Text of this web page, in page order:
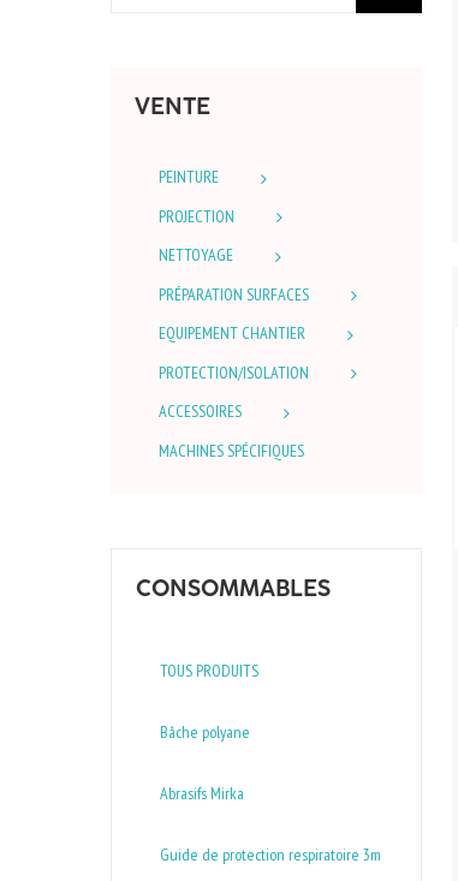
VENTE
PEINTURE
PROJECTION
NETTOYAGE
PRÉPARATION SURFACES
EQUIPEMENT CHANTIER
PROTECTION/ISOLATION
ACCESSOIRES
MACHINES SPÉCIFIQUES
CONSOMMABLES
TOUS PRODUITS
Bâche polyane
Abrasifs Mirka
Guide de protection respiratoire 3m